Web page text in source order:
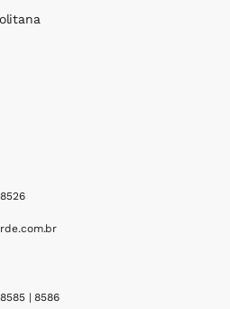
| 8586